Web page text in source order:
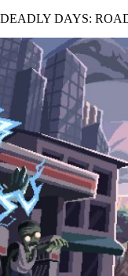
DEADLY DAYS: